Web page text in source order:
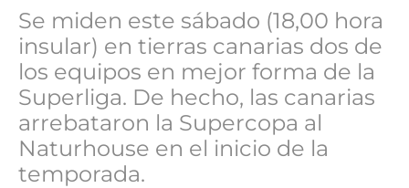
Se miden este sábado (18,00 hora
insular) en tierras canarias dos de
los equipos en mejor forma de la
Superliga. De hecho, las canarias
arrebataron la Supercopa al
Naturhouse en el inicio de la
temporada.